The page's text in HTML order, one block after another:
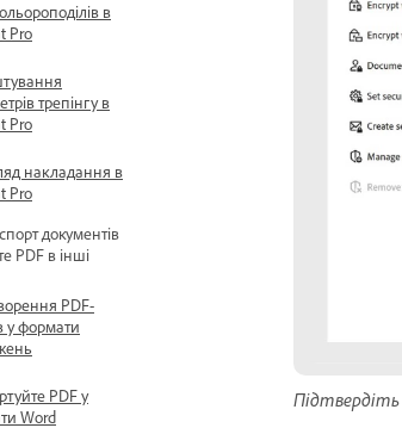
в
Pro
трепінгу в
Pro
накладання в
Pro
документів
PDF в інші
PDF-
у формати
PDF у
Word